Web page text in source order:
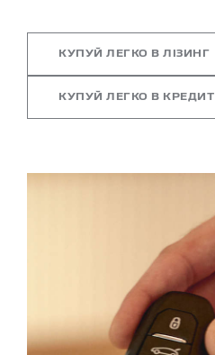
КУПУЙ ЛЕГКО В ЛІЗИНГ
КУПУЙ ЛЕГКО В КРЕДИТ